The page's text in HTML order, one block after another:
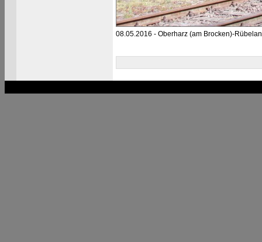
08.05.2016 - Oberharz (am Brocken)-